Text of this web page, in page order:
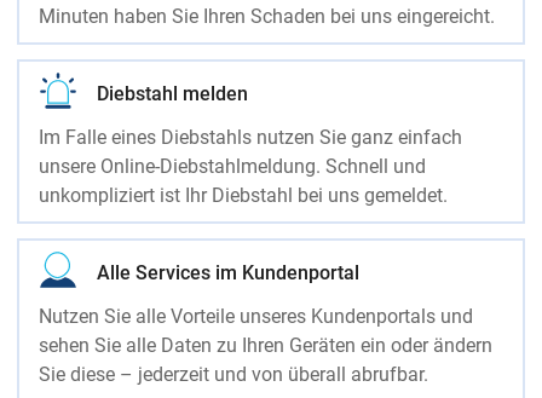
Minuten haben Sie Ihren Schaden bei uns eingereicht.
Diebstahl melden
Im Falle eines Diebstahls nutzen Sie ganz einfach
unsere Online-Diebstahlmeldung. Schnell und
unkompliziert ist Ihr Diebstahl bei uns gemeldet.
Alle Services im Kundenportal
Nutzen Sie alle Vorteile unseres Kundenportals und
sehen Sie alle Daten zu Ihren Geräten ein oder ändern
Sie diese – jederzeit und von überall abrufbar.